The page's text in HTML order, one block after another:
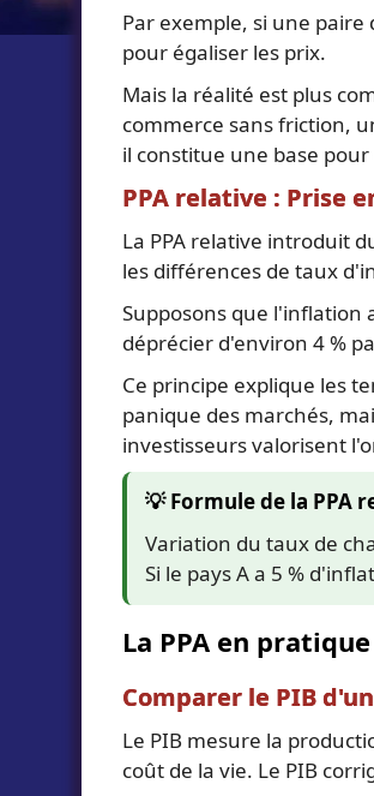
Par exemple, si une paire
pour égaliser les prix.
Mais la réalité est plus
commerce sans friction,
il constitue une base
PPA relative : Prise
La PPA relative introduit
les différences de taux
Supposons que l'inflation
déprécier d'environ 4 %
Ce principe explique les
panique des marchés,
investisseurs valorisent
💡 Formule de la PPA
Variation du taux de
Si le pays A a 5 %
La PPA en
Comparer le PIB
Le PIB mesure la
coût de la vie. Le PIB